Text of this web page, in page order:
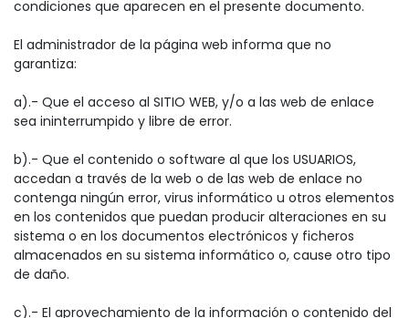
condiciones que aparecen en el presente documento.
El administrador de la página web informa que no
garantiza:
a).- Que el acceso al SITIO WEB, y/o a las web de enlace
sea ininterrumpido y libre de error.
b).- Que el contenido o software al que los USUARIOS,
accedan a través de la web o de las web de enlace no
contenga ningún error, virus informático u otros elementos
en los contenidos que puedan producir alteraciones en su
sistema o en los documentos electrónicos y ficheros
almacenados en su sistema informático o, cause otro tipo
de daño.
c).- El aprovechamiento de la información o contenido del